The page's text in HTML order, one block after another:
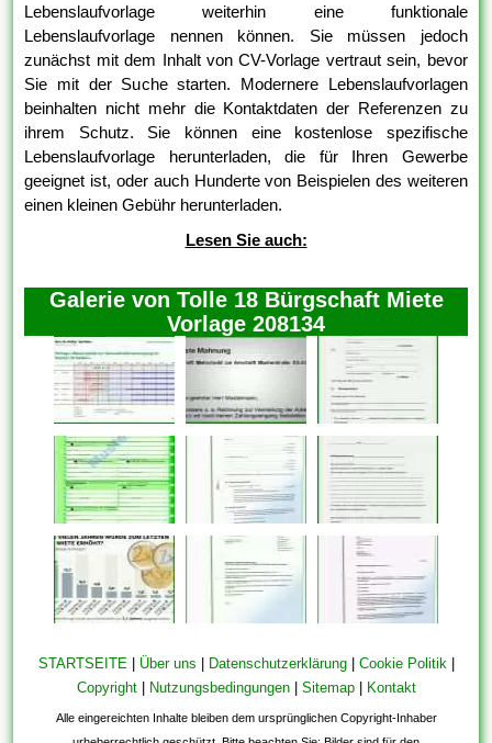
Lebenslaufvorlage weiterhin eine funktionale
Lebenslaufvorlage nennen können. Sie müssen jedoch
zunächst mit dem Inhalt von CV-Vorlage vertraut sein, bevor
Sie mit der Suche starten. Modernere Lebenslaufvorlagen
beinhalten nicht mehr die Kontaktdaten der Referenzen zu
ihrem Schutz. Sie können eine kostenlose spezifische
Lebenslaufvorlage herunterladen, die für Ihren Gewerbe
geeignet ist, oder auch Hunderte von Beispielen des weiteren
einen kleinen Gebühr herunterladen.
Lesen Sie auch:
Galerie von Tolle 18 Bürgschaft Miete
Vorlage 208134
STARTSEITE Über uns Datenschutzerklärung| Cookie Politik
Copyright| Nutzungsbedingungen| Sitemap| Kontakt
Alle eingereichten Inhalte bleiben dem ursprünglichen Copyright-Inhaber